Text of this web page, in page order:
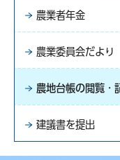
農業者年金
農業委員会だより
農地台帳の閲覧・
建議書を提出